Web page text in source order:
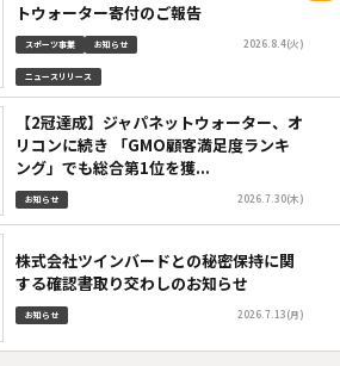
トウォーター寄付のご報告
スポーツ事業 お知らせ
ニュースリリース
2026.8.4(火)
【2冠達成】ジャパネットウォーター、オ
リコンに続き 「GMO顧客満足度ランキ
ング」でも総合第1位を獲...
お知らせ 2026.7.30(木)
株式会社ツインバードとの秘密保持に関
する確認書取り交わしのお知らせ
お知らせ 2026.7.13(月)